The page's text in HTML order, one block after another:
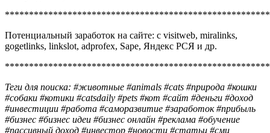
Потенциальный заработок на сайте: с visitweb, miralinks,
gogetlinks, linkslot, adprofex, Sape, Яндекс РСЯ и др.
Теги для поиска: #животные #animals #cats #природа #кошки
#собаки #котики #catsdaily #pets #кот #сайт #деньги #доход
#инвестиции #работа #саморазвитие #заработок #прибыль
#бизнес #бизнес идеи #бизнес онлайн #реклама #обучение
#пассивный доход #инвестор #новости #статьи #сми